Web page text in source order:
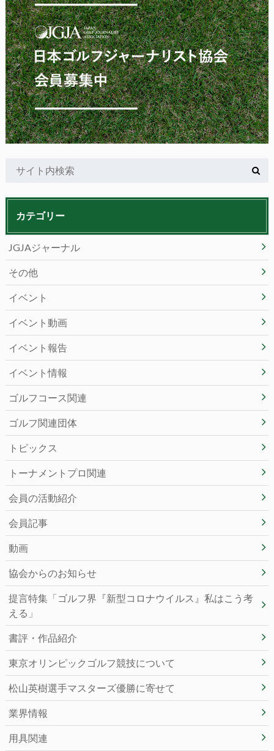
カテゴリー
JGJAジャーナル
その他
イベント
イベント動画
イベント報告
イベント情報
ゴルフコース関連
ゴルフ関連団体
トピックス
トーナメントプロ関連
会員の活動紹介
会員記事
動画
協会からのお知らせ
提言特集「ゴルフ界『新型コロナウイルス』私はこう考
える」
書評・作品紹介
東京オリンピックゴルフ競技について
松山英樹選手マスターズ優勝に寄せて
業界情報
用具関連